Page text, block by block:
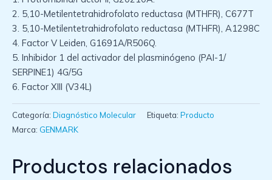
2. 5,10-Metilentetrahidrofolato reductasa (MTHFR), C677T
3. 5,10-Metilentetrahidrofolato reductasa (MTHFR), A1298C
4. Factor V Leiden, G1691A/R506Q.
5. Inhibidor 1 del activador del plasminógeno (PAI-1/
SERPINE1) 4G/5G
6. Factor XIII (V34L)
Categoría: Diagnóstico Molecular Etiqueta: Producto
Marca: GENMARK
Productos relacionados